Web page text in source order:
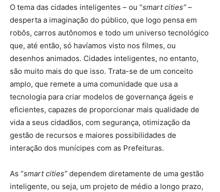
O tema das cidades inteligentes – ou “smart cities” –
desperta a imaginação do público, que logo pensa em
robôs, carros autônomos e todo um universo tecnológico
que, até então, só havíamos visto nos filmes, ou
desenhos animados. Cidades inteligentes, no entanto,
são muito mais do que isso. Trata-se de um conceito
amplo, que remete a uma comunidade que usa a
tecnologia para criar modelos de governança ágeis e
eficientes, capazes de proporcionar mais qualidade de
vida a seus cidadãos, com segurança, otimização da
gestão de recursos e maiores possibilidades de
interação dos munícipes com as Prefeituras.
As “smart cities” dependem diretamente de uma gestão
inteligente, ou seja, um projeto de médio a longo prazo,